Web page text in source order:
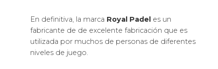
En definitiva, la marca Royal Padel es un
fabricante de de excelente fabricación que es
utilizada por muchos de personas de diferentes
niveles de juego.